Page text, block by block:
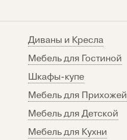
Диваны и Кресла
Мебель для Гостиной
Шкафы-купе
Мебель для Прихожей
Мебель для Детской
Мебель для Кухни